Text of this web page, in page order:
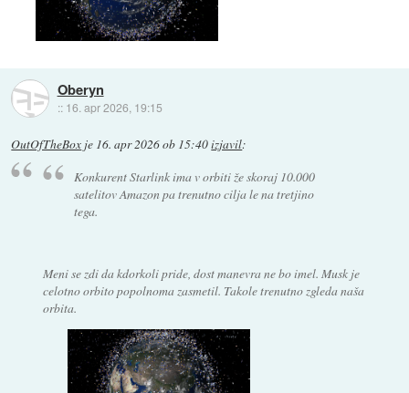
Oberyn
:: 16. apr 2026, 19:15
OutOfTheBox je 16. apr 2026 ob 15:40izjavil:
Konkurent Starlink ima v orbiti že skoraj 10.000
satelitov Amazon pa trenutno cilja le na tretjino
tega.
Meni se zdi da kdorkoli pride, dost manevra ne bo imel. Musk je
celotno orbito popolnoma zasmetil. Takole trenutno zgleda naša
orbita.